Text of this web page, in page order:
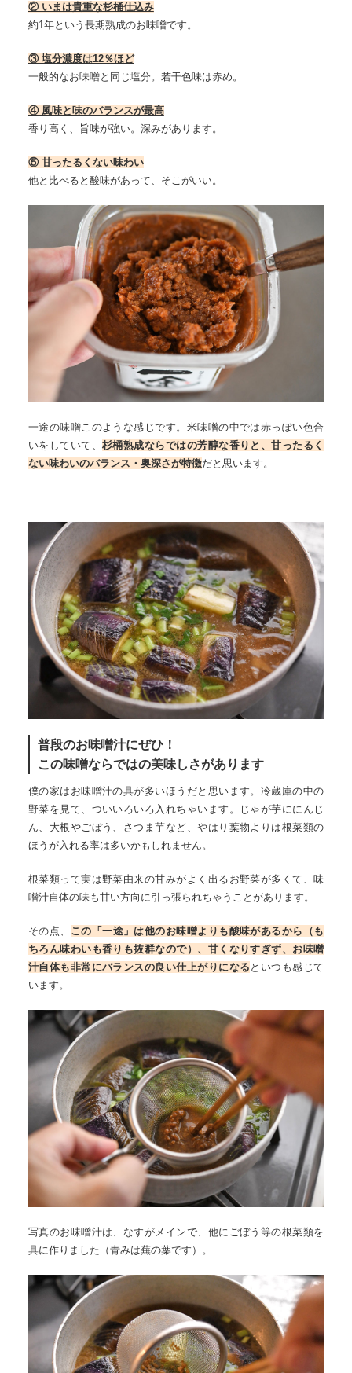
② いまは貴重な杉桶仕込み
約1年という長期熟成のお味噌です。
③ 塩分濃度は12％ほど
一般的なお味噌と同じ塩分。若干色味は赤め。
④ 風味と味のバランスが最高
香り高く、旨味が強い。深みがあります。
⑤ 甘ったるくない味わい
他と比べると酸味があって、そこがいい。
一途の味噌このような感じです。米味噌の中では赤っぽい色合
いをしていて、杉桶熟成ならではの芳醇な香りと、甘ったるく
ない味わいのバランス・奥深さが特徴だと思います。
普段のお味噌汁にぜひ！
この味噌ならではの美味しさがあります
僕の家はお味噌汁の具が多いほうだと思います。冷蔵庫の中の
野菜を見て、ついいろいろ入れちゃいます。じゃが芋ににんじ
ん、大根やごぼう、さつま芋など、やはり葉物よりは根菜類の
ほうが入れる率は多いかもしれません。
根菜類って実は野菜由来の甘みがよく出るお野菜が多くて、味
噌汁自体の味も甘い方向に引っ張られちゃうことがあります。
その点、 この「一途」は他のお味噌よりも酸味があるから（も
ちろん味わいも香りも抜群なので）、甘くなりすぎず、お味噌
汁自体も非常にバランスの良い仕上がりになる といつも感じて
います。
写真のお味噌汁は、なすがメインで、他にごぼう等の根菜類を
具に作りました（青みは蕪の葉です）。